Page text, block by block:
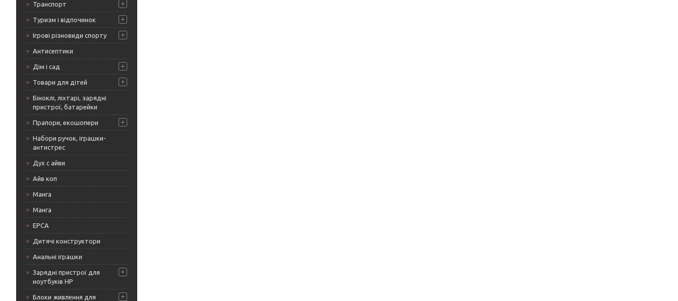
Транспорт
Туризм і відпочинок
Ігрові різновиди спорту
Антисептики
Дім і сад
Товари для дітей
Біноклі, ліхтарі, зарядні
пристрої, батарейки
Прапори, екошопери
Набори ручок, іграшки-
антистрес
Дух с айви
Айв коп
Манга
Манга
ЕРСА
Дитячі конструктори
Анальні іграшки
Зарядні пристрої для
ноутбуків HP
Блоки живлення для